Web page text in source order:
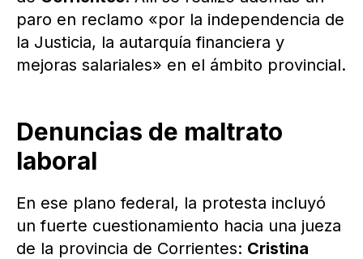
paro en reclamo «por la independencia de
la Justicia, la autarquía financiera y
mejoras salariales» en el ámbito provincial.
Denuncias de maltrato
laboral
En ese plano federal, la protesta incluyó
un fuerte cuestionamiento hacia una jueza
de la provincia de Corrientes: Cristina